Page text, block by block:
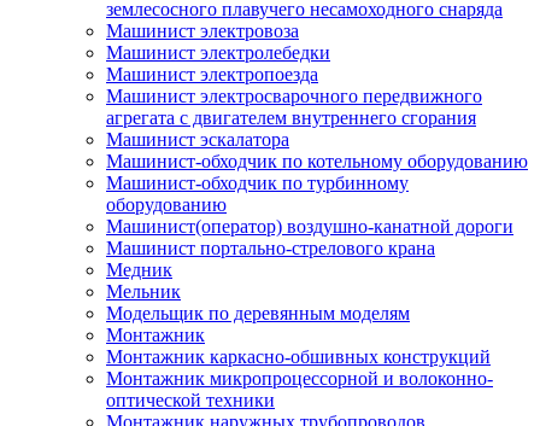
землесосного плавучего несамоходного снаряда
Машинист электровоза
Машинист электролебедки
Машинист электропоезда
Машинист электросварочного передвижного
агрегата с двигателем внутреннего сгорания
Машинист эскалатора
Машинист-обходчик по котельному оборудованию
Машинист-обходчик по турбинному
оборудованию
Машинист(оператор) воздушно-канатной дороги
Машинист портально-стрелового крана
Медник
Мельник
Модельщик по деревянным моделям
Монтажник
Монтажник каркасно-обшивных конструкций
Монтажник микропроцессорной и волоконно-
оптической техники
Монтажник наружных трубопроводов